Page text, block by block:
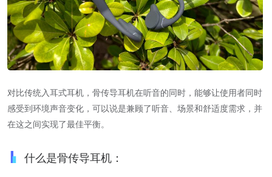
对比传统入耳式耳机，骨传导耳机在听音的同时，能够让使用者同时
感受到环境声音变化，可以说是兼顾了听音、场景和舒适度需求，并
在这之间实现了最佳平衡。
什么是骨传导耳机：